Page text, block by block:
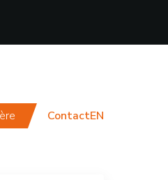
ContactEN